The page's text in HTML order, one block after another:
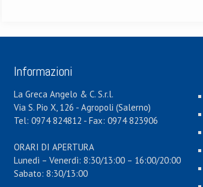
Informazioni
La Greca Angelo & C. S.r.l.
Via S. Pio X, 126 - Agropoli (Salerno)
Tel: 0974 824812 - Fax: 0974 823906
ORARI DI APERTURA
Lunedì – Venerdì: 8:30/13:00 – 16:00/20:00
Sabato: 8:30/13:00